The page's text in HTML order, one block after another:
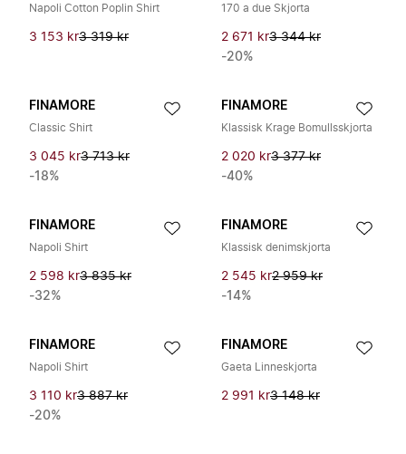
Napoli Cotton Poplin Shirt
3 153 kr3 319 kr
170 a due Skjorta
2 671 kr3 344 kr
-20%
FINAMORE
Classic Shirt
3 045 kr3 713 kr
-18%
FINAMORE
Klassisk Krage Bomullsskjorta
2 020 kr3 377 kr
-40%
FINAMORE
Napoli Shirt
2 598 kr3 835 kr
-32%
FINAMORE
Klassisk denimskjorta
2 545 kr2 959 kr
-14%
FINAMORE
Napoli Shirt
3 110 kr3 887 kr
-20%
FINAMORE
Gaeta Linneskjorta
2 991 kr3 148 kr